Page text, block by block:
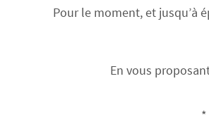
Pour le moment, et jusqu’à
En vous